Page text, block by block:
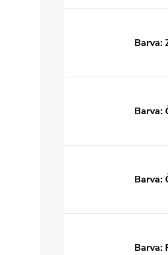
Barva:
Barva:
Barva:
Barva: